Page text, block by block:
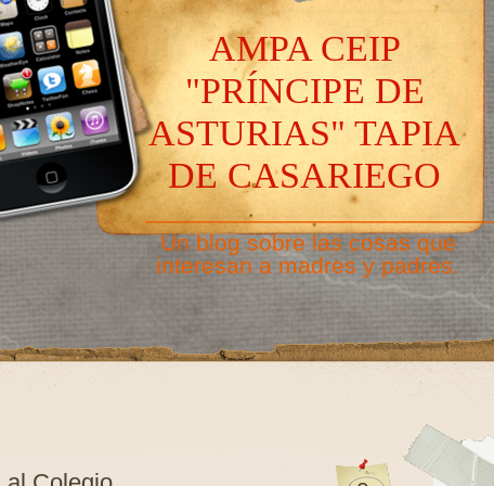
AMPA CEIP
"PRÍNCIPE DE
ASTURIAS" TAPIA
DE CASARIEGO
Un blog sobre las cosas que
interesan a madres y padres.